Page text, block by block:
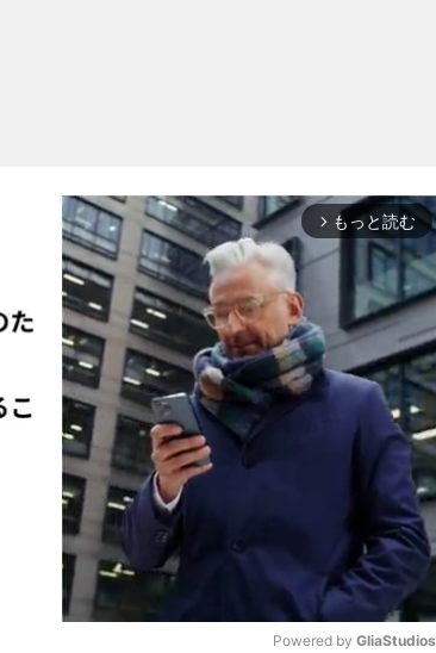
arrow_forward_ios もっと読む
Powered by GliaStudios